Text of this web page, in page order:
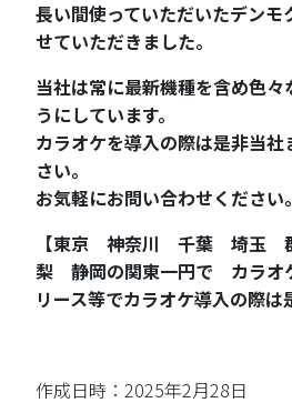
長い間使っていただいたデンモ
せていただきました。
当社は常に最新機種を含め色
うにしています。
カラオケを導入の際は是非当
さい。
お気軽にお問い合わせください。
【東京 神奈川 千葉 埼
梨 静岡の関東一円で カラオ
リース等でカラオケ導入の際は
作成日時：2025年2月28日